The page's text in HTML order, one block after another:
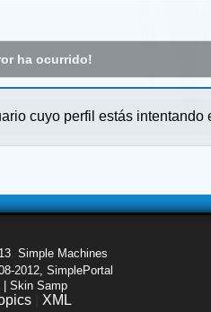
ha ocurrido!
cuyo perfil estás intentando
Simple Machines
2012, SimplePortal
| Skin Samp
XML